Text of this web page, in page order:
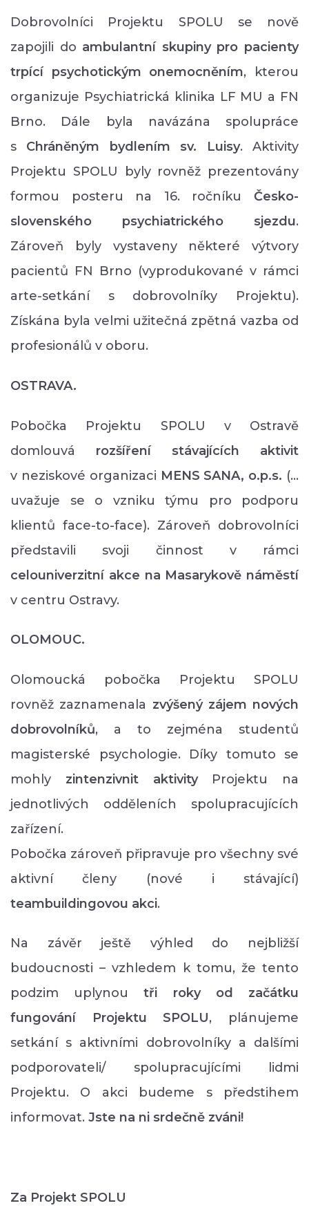
Dobrovolníci Projektu SPOLU se nově
zapojili do ambulantní skupiny pro pacienty
trpící psychotickým onemocněním, kterou
organizuje Psychiatrická klinika LF MU a FN
Brno. Dále byla navázána spolupráce
s Chráněným bydlením sv. Luisy. Aktivity
Projektu SPOLU byly rovněž prezentovány
formou posteru na 16. ročníku Česko-
slovenského psychiatrického sjezdu.
Zároveň byly vystaveny některé výtvory
pacientů FN Brno (vyprodukované v rámci
arte-setkání s dobrovolníky Projektu).
Získána byla velmi užitečná zpětná vazba od
profesionálů v oboru.
OSTRAVA.
Pobočka Projektu SPOLU v Ostravě
domlouvá rozšíření stávajících aktivit
v neziskové organizaci MENS SANA, o.p.s. (…
uvažuje se o vzniku týmu pro podporu
klientů face-to-face). Zároveň dobrovolníci
představili svoji činnost v rámci
celouniverzitní akce na Masarykově náměstí
v centru Ostravy.
OLOMOUC.
Olomoucká pobočka Projektu SPOLU
rovněž zaznamenala zvýšený zájem nových
dobrovolníků, a to zejména studentů
magisterské psychologie. Díky tomuto se
mohly zintenzivnit aktivity Projektu na
jednotlivých odděleních spolupracujících
zařízení.
Pobočka zároveň připravuje pro všechny své
aktivní členy (nové i stávající)
teambuildingovou akci.
Na závěr ještě výhled do nejbližší
budoucnosti – vzhledem k tomu, že tento
podzim uplynoutři roky od začátku
fungování Projektu SPOLU, plánujeme
setkání s aktivními dobrovolníky a dalšími
podporovateli/ spolupracujícími lidmi
Projektu. O akci budeme s předstihem
informovat. Jste na ni srdečně zváni!
Za Projekt SPOLU